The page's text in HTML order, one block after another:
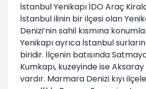
İstanbul Yenikapı İDO Araç
İstanbul ilinin bir ilçesi olan
Denizi’nin sahil kısmına
Yenikapı ayrıca İstanbul
biridir. İlçenin batısında
Kumkapı, kuzeyinde ise
vardır. Marmara Denizi kıyı